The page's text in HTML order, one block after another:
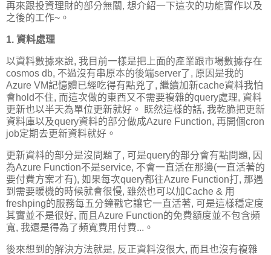
再來跟投資理財的部分無關, 想介紹一下這次的功能實作以及
之後的工作~。
1. 資料處理
以資料數據來說, 我目前一樣是把上面的產業跟市場數據存在
cosmos db, 不過沒有串原本的後端server了, 原因是我的
Azure VM記憶體已經吃得有點兇了, 繼續加新cache資料我怕
會hold不住, 而這次做的東西又不需要複雜的query處理, 資料
更新也以半天為單位更新就好。 既然這樣的話, 我乾脆把更新
資料庫以及query資料的部分做成Azure Function, 再開個cron
job定期去更新資料就好。
更新資料的部分是沒問題了, 可是query的部分會有點問題, 因
為Azure Function不是service, 不會一直活在那邊(一直活著的
要付費方案才有), 如果每次query都往Azure Function打, 那遇
到需要暖機的時候就會很慢, 雖然也可以加Cache & 用
freshping的服務每五分鐘戳它讓它一直活著, 可是這樣穩定度
其實並不是很好, 而且Azure Function的免費額度並不包含頻
寬, 我還是得為了頻寬費用付費...。
後來想到的解決方法就是, 反正資料沒很大, 而且也沒有複雜